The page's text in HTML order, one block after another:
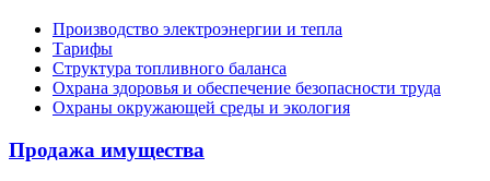
Производство электроэнергии и тепла
Тарифы
Структура топливного баланса
Охрана здоровья и обеспечение безопасности труда
Охраны окружающей среды и экология
Продажа имущества